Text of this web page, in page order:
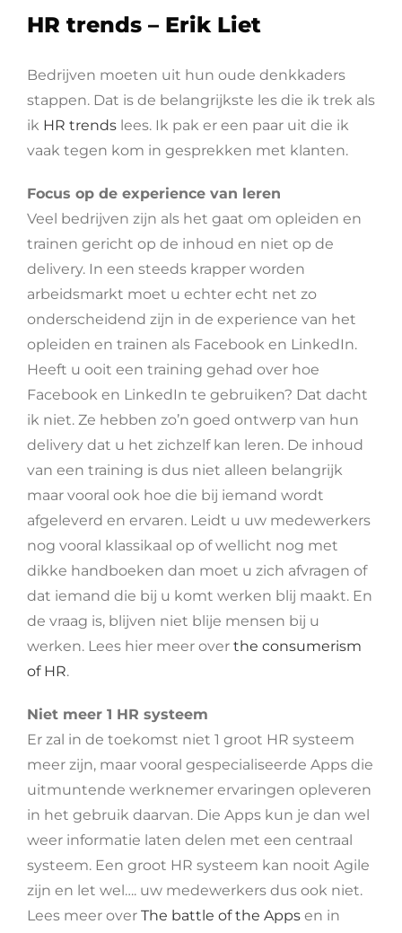
HR trends – Erik Liet
Bedrijven moeten uit hun oude denkkaders
stappen. Dat is de belangrijkste les die ik trek als
ik HR trends lees. Ik pak er een paar uit die ik
vaak tegen kom in gesprekken met klanten.
Focus op de experience van leren
Veel bedrijven zijn als het gaat om opleiden en
trainen gericht op de inhoud en niet op de
delivery. In een steeds krapper worden
arbeidsmarkt moet u echter echt net zo
onderscheidend zijn in de experience van het
opleiden en trainen als Facebook en LinkedIn.
Heeft u ooit een training gehad over hoe
Facebook en LinkedIn te gebruiken? Dat dacht
ik niet. Ze hebben zo’n goed ontwerp van hun
delivery dat u het zichzelf kan leren. De inhoud
van een training is dus niet alleen belangrijk
maar vooral ook hoe die bij iemand wordt
afgeleverd en ervaren. Leidt u uw medewerkers
nog vooral klassikaal op of wellicht nog met
dikke handboeken dan moet u zich afvragen of
dat iemand die bij u komt werken blij maakt. En
de vraag is, blijven niet blije mensen bij u
werken. Lees hier meer over the consumerism
of HR.
Niet meer 1 HR systeem
Er zal in de toekomst niet 1 groot HR systeem
meer zijn, maar vooral gespecialiseerde Apps die
uitmuntende werknemer ervaringen opleveren
in het gebruik daarvan. Die Apps kun je dan wel
weer informatie laten delen met een centraal
systeem. Een groot HR systeem kan nooit Agile
zijn en let wel…. uw medewerkers dus ook niet.
Lees meer over The battle of the Apps en in